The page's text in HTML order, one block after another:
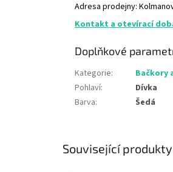
Související produkty
Adresa prodejny:
Kontakt a otevírací
Doplňkové
Kategorie:
Bačkory
Pohlaví:
Dívka
Barva: Šedá